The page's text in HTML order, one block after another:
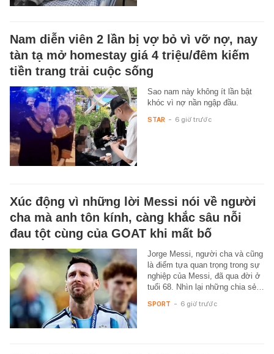
Nam diễn viên 2 lần bị vợ bỏ vì vỡ nợ, nay
tàn tạ mở homestay giá 4 triệu/đêm kiếm
tiền trang trải cuộc sống
Sao nam này không ít lần bật
khóc vì nợ nần ngập đầu.
STAR - 6 giờ trước
Xúc động vì những lời Messi nói về người
cha mà anh tôn kính, càng khắc sâu nỗi
đau tột cùng của GOAT khi mất bố
Jorge Messi, người cha và cũng
là điểm tựa quan trọng trong sự
nghiệp của Messi, đã qua đời ở
tuổi 68. Nhìn lại những chia sẻ…
SPORT - 6 giờ trước